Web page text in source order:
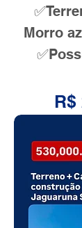
Morro
R$